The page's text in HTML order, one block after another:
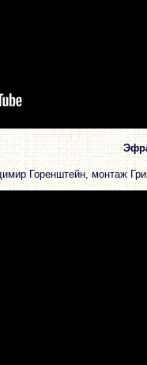
Горенштейн, монтаж